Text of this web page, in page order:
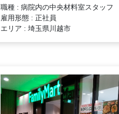
職種 : 病院内の中央材料室スタッフ
雇用形態 : 正社員
エリア : 埼玉県川越市